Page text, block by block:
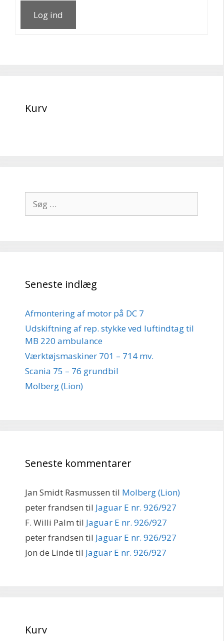
Log ind
Kurv
efter:
Seneste indlæg
Afmontering af motor på DC 7
Udskiftning af rep. stykke ved luftindtag til
MB 220 ambulance
Værktøjsmaskiner 701 – 714 mv.
Scania 75 – 76 grundbil
Molberg (Lion)
Seneste kommentarer
Jan Smidt Rasmussen til Molberg (Lion)
peter frandsen til Jaguar E nr. 926/927
F. Willi Palm til Jaguar E nr. 926/927
peter frandsen til Jaguar E nr. 926/927
Jon de Linde til Jaguar E nr. 926/927
Kurv